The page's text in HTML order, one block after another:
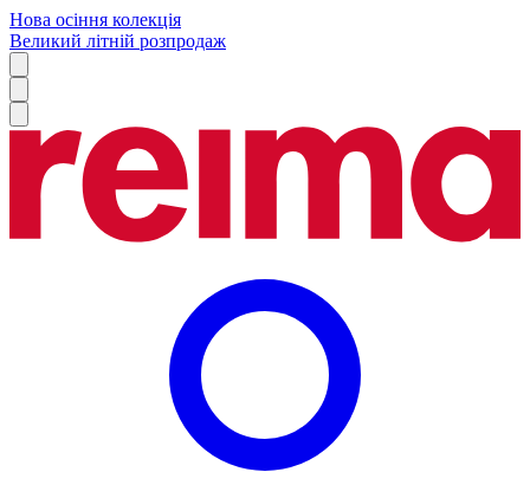
Нова осіння колекція
Великий літній розпродаж